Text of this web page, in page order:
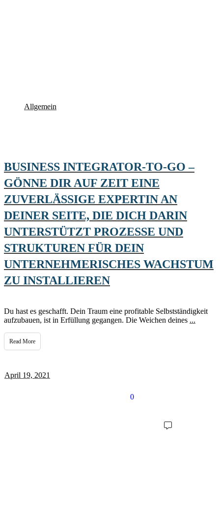
Allgemein
BUSINESS INTEGRATOR-TO-GO –
GÖNNE DIR AUF ZEIT EINE
ZUVERLÄSSIGE EXPERTIN AN
DEINER SEITE, DIE DICH DARIN
UNTERSTÜTZT PROZESSE UND
STRUKTUREN FÜR DEIN
UNTERNEHMERISCHES WACHSTUM
ZU INSTALLIEREN
Du hast es geschafft. Dein Traum eine profitable Selbstständigkeit
aufzubauen, ist in Erfüllung gegangen. Die Weichen deines ...
Read More
April 19, 2021
0